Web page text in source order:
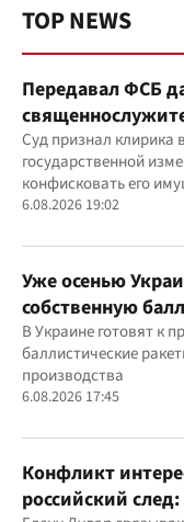
TOP NEWS
Передавал ФСБ
годам
Суд признал клирика
государственной
конфисковать его
6.08.2026 19:02
Уже осенью
собственную
вражеским целям
В Украине готовят к
баллистические
производства
6.08.2026 17:45
Конфликт
российский